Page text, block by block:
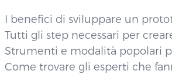
I benefici di sviluppare un
Tutti gli step necessari per
Strumenti e modalità popolari
Come trovare gli esperti che